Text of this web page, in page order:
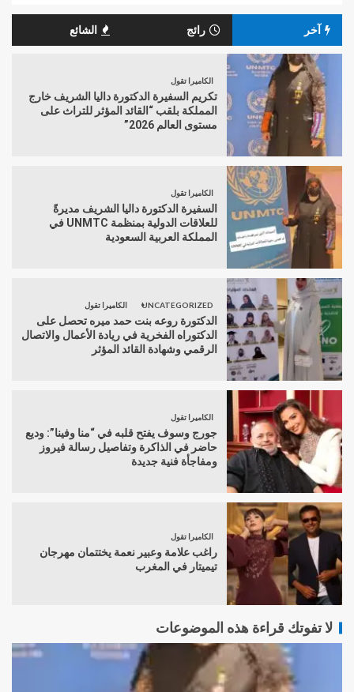
آخر رائج الشائع
الكاميرا تقول
تكريم السفيرة الدكتورة داليا الشريف خارج
المملكة بلقب “القائد المؤثر للتراث على
مستوى العالم 2026”
الكاميرا تقول
السفيرة الدكتورة داليا الشريف مديرةً
للعلاقات الدولية بمنظمة UNMTC في
المملكة العربية السعودية
UNCATEGORIZED الكاميرا تقول
الدكتورة روعه بنت حمد ميره تحصل على
الدكتوراه الفخرية في ريادة الأعمال والاتصال
الرقمي وشهادة القائد المؤثر
الكاميرا تقول
جورج وسوف يفتح قلبه في “منا وفينا”: وديع
حاضر في الذاكرة وتفاصيل رسالة فيروز
ومفاجأة فنية جديدة
الكاميرا تقول
راغب علامة وعبير نعمة يختتمان مهرجان
تيميتار في المغرب
لا تفوتك قراءة هذه الموضوعات